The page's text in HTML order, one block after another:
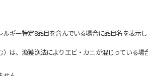
ギー特定8品目を含んでいる場合に品目名を表示し
、漁獲漁法によりエビ・カニが混じっている